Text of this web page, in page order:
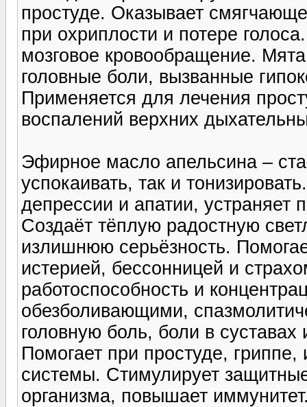
простуде. Оказывает
при охриплости и потере
мозговое кровообращение.
головные боли, вызванные
Применяется для лечения
воспалений верхних
Эфирное масло апельсина –
успокаивать, так и
депрессии и апатии, устраняет
Создаёт тёплую радостную
излишнюю серьёзность.
истерией, бессонницей и
работоспособность и
обезболивающими,
головную боль, боли в
Помогает при простуде,
системы. Стимулирует
организма, повышает